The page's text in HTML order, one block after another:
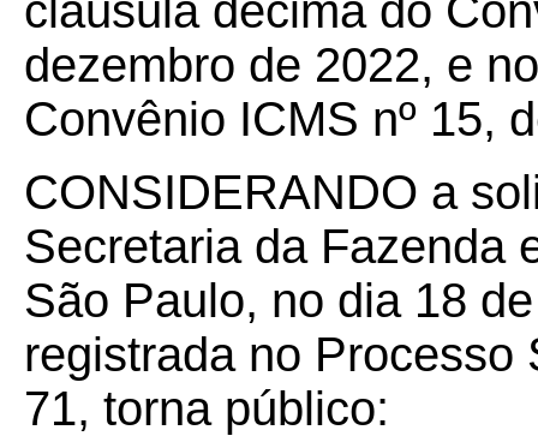
cláusula décima do
dezembro de 2022, e
Convênio ICMS nº 15,
CONSIDERANDO a
Secretaria da Fazenda
São Paulo, no dia 18
registrada no Processo
71, torna público: